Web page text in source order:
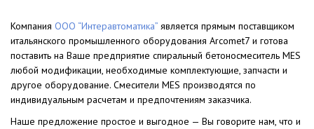
Компания ООО “Интеравтоматика” является прямым поставщиком
итальянского промышленного оборудования Arcomet7 и готова
поставить на Ваше предприятие спиральный бетоносмеситель MES
любой модификации, необходимые комплектующие, запчасти и
другое оборудование. Смесители MES производятся по
индивидуальным расчетам и предпочтениям заказчика.
Наше предложение простое и выгодное — Вы говорите нам, что и